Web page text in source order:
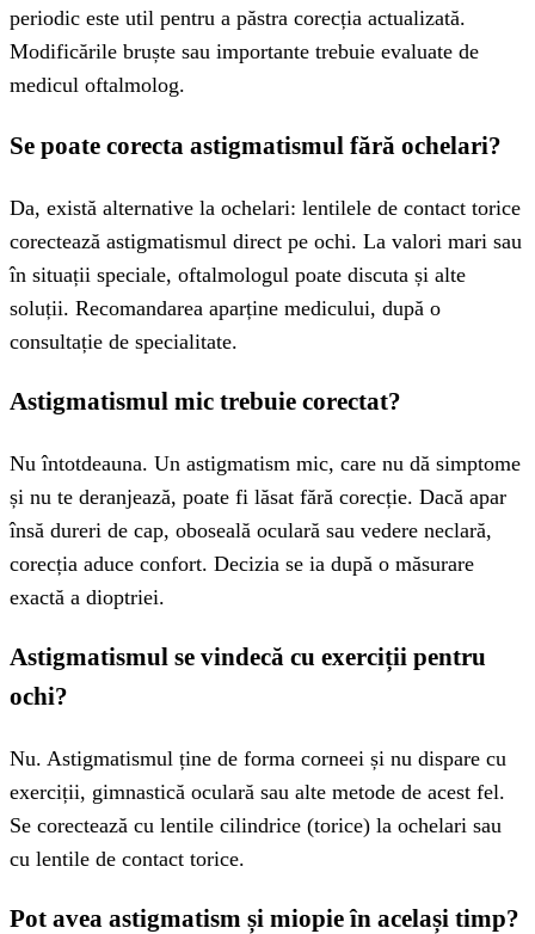
periodic este util pentru a păstra corecția actualizată.
Modificările bruște sau importante trebuie evaluate de
medicul oftalmolog.
Se poate corecta astigmatismul fără ochelari?
Da, există alternative la ochelari: lentilele de contact torice
corectează astigmatismul direct pe ochi. La valori mari sau
în situații speciale, oftalmologul poate discuta și alte
soluții. Recomandarea aparține medicului, după o
consultație de specialitate.
Astigmatismul mic trebuie corectat?
Nu întotdeauna. Un astigmatism mic, care nu dă simptome
și nu te deranjează, poate fi lăsat fără corecție. Dacă apar
însă dureri de cap, oboseală oculară sau vedere neclară,
corecția aduce confort. Decizia se ia după o măsurare
exactă a dioptriei.
Astigmatismul se vindecă cu exerciții pentru
ochi?
Nu. Astigmatismul ține de forma corneei și nu dispare cu
exerciții, gimnastică oculară sau alte metode de acest fel.
Se corectează cu lentile cilindrice (torice) la ochelari sau
cu lentile de contact torice.
Pot avea astigmatism și miopie în același timp?